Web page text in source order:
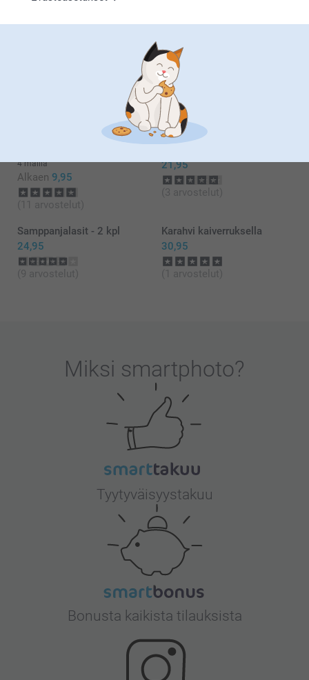
Näytä lisää
Liittyvät tuotteet
4 mallia
Alkaen 9,95
(11 arvostelut)
21,95
(3 arvostelut)
Samppanjalasit - 2 kpl
24,95
(9 arvostelut)
Karahvi kaiverruksella
30,95
(1 arvostelut)
Miksi smartphoto?
Tyytyväisyystakuu
Bonusta kaikista tilauksista